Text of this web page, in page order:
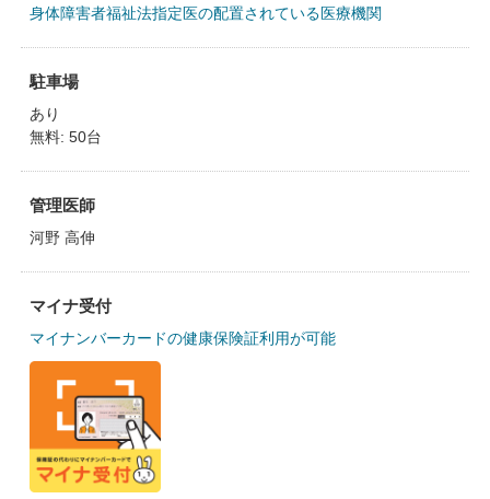
身体障害者福祉法指定医の配置されている医療機関
駐車場
あり
無料: 50台
管理医師
河野 高伸
マイナ受付
マイナンバーカードの健康保険証利用が可能